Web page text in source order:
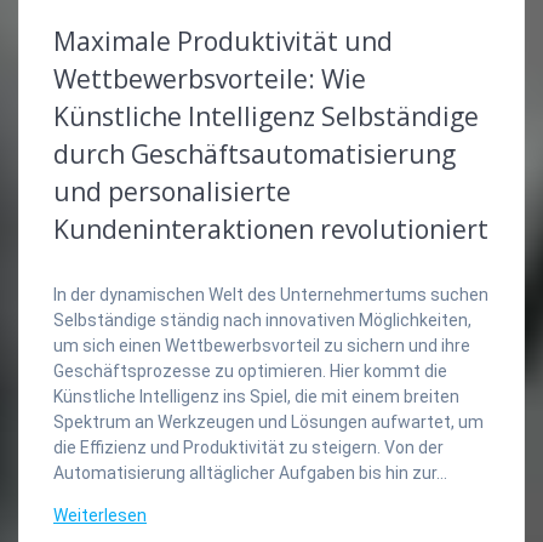
Maximale Produktivität und
Wettbewerbsvorteile: Wie
Künstliche Intelligenz Selbständige
durch Geschäftsautomatisierung
und personalisierte
Kundeninteraktionen revolutioniert
In der dynamischen Welt des Unternehmertums suchen
Selbständige ständig nach innovativen Möglichkeiten,
um sich einen Wettbewerbsvorteil zu sichern und ihre
Geschäftsprozesse zu optimieren. Hier kommt die
Künstliche Intelligenz ins Spiel, die mit einem breiten
Spektrum an Werkzeugen und Lösungen aufwartet, um
die Effizienz und Produktivität zu steigern. Von der
Automatisierung alltäglicher Aufgaben bis hin zur…
Weiterlesen